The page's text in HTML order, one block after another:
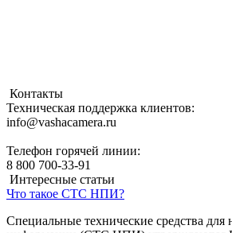
Контакты
Техническая поддержка клиентов:
info@vashacamera.ru
Телефон горячей линии:
8 800 700-33-91
Интересные статьи
Что такое СТС НПИ?
Cпециальные технические средства для